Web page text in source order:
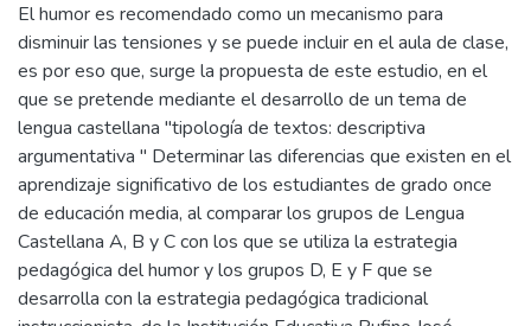
El humor es recomendado como un mecanismo para
disminuir las tensiones y se puede incluir en el aula de clase,
es por eso que, surge la propuesta de este estudio, en el
que se pretende mediante el desarrollo de un tema de
lengua castellana "tipología de textos: descriptiva
argumentativa " Determinar las diferencias que existen en el
aprendizaje significativo de los estudiantes de grado once
de educación media, al comparar los grupos de Lengua
Castellana A, B y C con los que se utiliza la estrategia
pedagógica del humor y los grupos D, E y F que se
desarrolla con la estrategia pedagógica tradicional